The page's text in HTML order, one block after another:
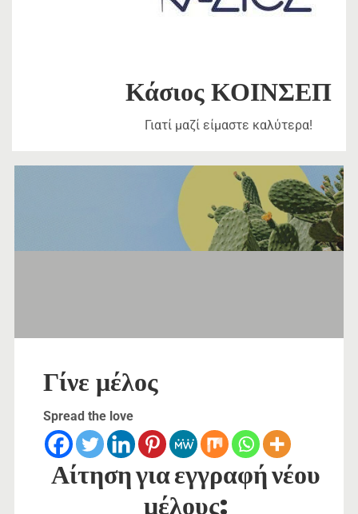
Γίνε μέλος
Spread the love
Αίτηση για εγγραφή νέου
μέλους:
Κάσιος ΚΟΙΝΣΕΠ
Γιατί μαζί είμαστε καλύτερα!